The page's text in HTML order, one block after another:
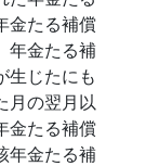
金たる補償
年金たる補
生じたにも
月の翌月以
金たる補償
年金たる補